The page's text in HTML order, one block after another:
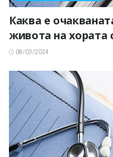
Каква е
живота на хората
08/03/2024